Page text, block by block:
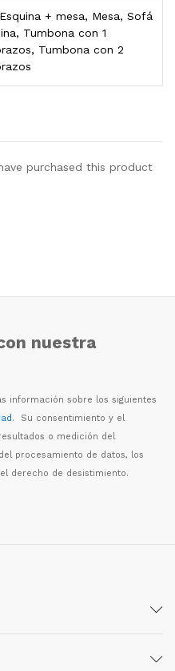
+ mesa, Mesa, Sofá
Tumbona con 1
Tumbona con 2
purchased this product
nuestra
s información sobre los siguientes
. Su consentimiento y el
o medición del
procesamiento de datos, los
derecho de desistimiento.